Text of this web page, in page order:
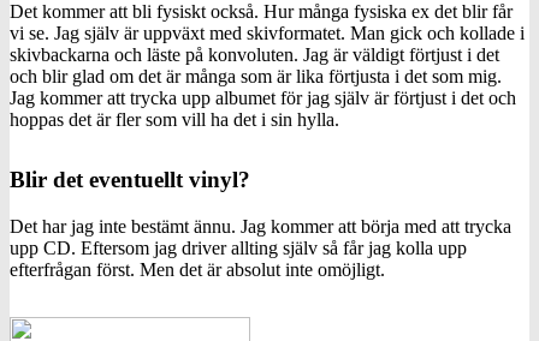
Det kommer att bli fysiskt också. Hur många fysiska ex det blir får
vi se. Jag själv är uppväxt med skivformatet. Man gick och kollade i
skivbackarna och läste på konvoluten. Jag är väldigt förtjust i det
och blir glad om det är många som är lika förtjusta i det som mig.
Jag kommer att trycka upp albumet för jag själv är förtjust i det och
hoppas det är fler som vill ha det i sin hylla.
Blir det eventuellt vinyl?
Det har jag inte bestämt ännu. Jag kommer att börja med att trycka
upp CD. Eftersom jag driver allting själv så får jag kolla upp
efterfrågan först. Men det är absolut inte omöjligt.